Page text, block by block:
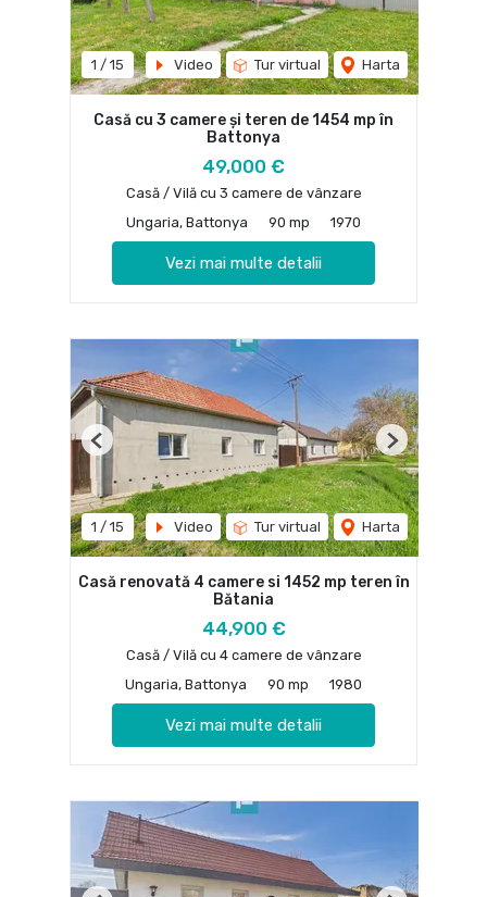
1 / 15 Video Tur virtual Harta
Casă cu 3 camere și teren de 1454 mp în
Battonya
49,000 €
Casă / Vilă cu 3 camere de vânzare
Ungaria, Battonya
90 mp 1970
Vezi mai multe detalii
1 / 15 Video Tur virtual Harta
Previous Next
Casă renovată 4 camere si 1452 mp teren în
Bătania
44,900 €
Casă / Vilă cu 4 camere de vânzare
Ungaria, Battonya
90 mp 1980
Vezi mai multe detalii